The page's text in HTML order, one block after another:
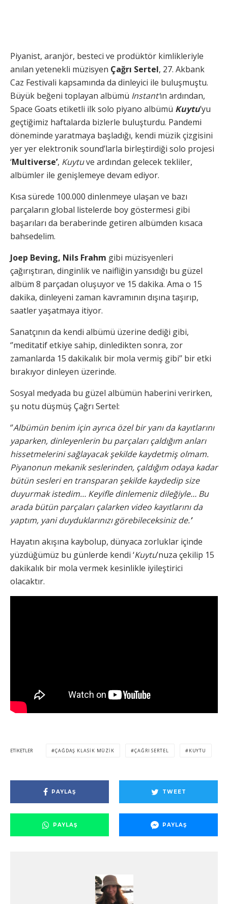
Piyanist, aranjör, besteci ve prodüktör kimlikleriyle
anılan yetenekli müzisyen Çağrı Sertel, 27. Akbank
Caz Festivali kapsamında da dinleyici ile buluşmuştu.
Büyük beğeni toplayan albümü Instant’ın ardından,
Space Goats etiketli ilk solo piyano albümü Kuytu’yu
geçtiğimiz haftalarda bizlerle buluşturdu. Pandemi
döneminde yaratmaya başladığı, kendi müzik çizgisini
yer yer elektronik sound’larla birleştirdiği solo projesi
‘Multiverse’, Kuytuve ardından gelecek tekliler,
albümler ile genişlemeye devam ediyor.
Kısa sürede 100.000 dinlenmeye ulaşan ve bazı
parçaların global listelerde boy göstermesi gibi
başarıları da beraberinde getiren albümden kısaca
bahsedelim.
Joep Beving, Nils Frahm gibi müzisyenleri
çağırıştıran, dinginlik ve naifliğin yansıdığı bu güzel
albüm 8 parçadan oluşuyor ve 15 dakika. Ama o 15
dakika, dinleyeni zaman kavramının dışına taşırıp,
saatler yaşatmaya itiyor.
Sanatçının da kendi albümü üzerine dediği gibi,
‘’meditatif etkiye sahip, dinledikten sonra, zor
zamanlarda 15 dakikalık bir mola vermiş gibi’’ bir etki
bırakıyor dinleyen üzerinde.
Sosyal medyada bu güzel albümün haberini verirken,
şu notu düşmüş Çağrı Sertel:
‘’Albümün benim için ayrıcaözel bir yanı da kayıtlarını
yaparken, dinleyenlerin bu parçaları çaldığım anları
hissetmelerini sağlayacak şekilde kaydetmiş olmam.
Piyanonun mekanik seslerinden, çaldığım odaya kadar
bütün sesleri en transparan şekilde kaydedip size
duyurmak istedim… Keyifle dinlemeniz dileğiyle… Bu
arada bütün parçaları çalarken video kayıtlarını da
yaptım, yani duyduklarınızı görebileceksiniz de.’’
Hayatın akışına kaybolup, dünyaca zorluklar içinde
yüzdüğümüz bu günlerde kendi ‘Kuytu’nuza çekilip 15
dakikalık bir mola vermek kesinlikle iyileştirici
olacaktır.
ETIKETLER ÇAĞDAŞ KLASIK MÜZIK ÇAĞRI SERTEL KUYTU
PAYLAŞ TWEET
PAYLAŞ PAYLAŞ